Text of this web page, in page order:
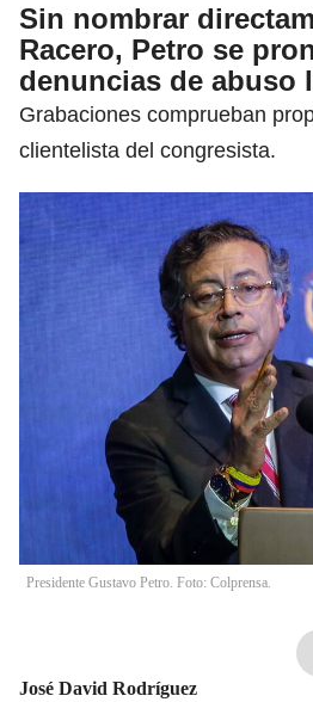
Sin nombrar
Racero, Petro se
denuncias de abuso
Grabaciones comprueban
clientelista del congresista.
Presidente Gustavo Petro. Foto: Colprensa.
José David Rodríguez